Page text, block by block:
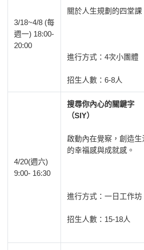
3/18~4/8 (每
週一) 18:00-
20:00
關於人生規劃的四堂課
進行方式：4次小團體
招生人數：6-8人
4/20(週六)
9:00- 16:30
搜尋你內心的關鍵字
（SIY）
啟動內在覺察，創造生
的幸福感與成就感。
進行方式：一日工作坊
招生人數：15-18人